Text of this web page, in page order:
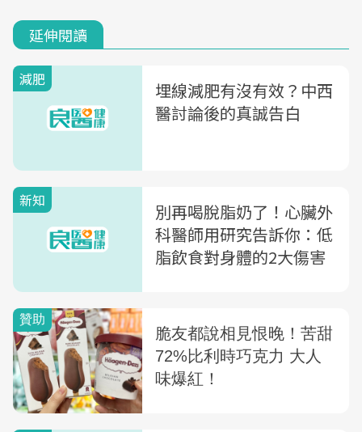
延伸閱讀
減肥
埋線減肥有沒有效？中西
醫討論後的真誠告白
新知
別再喝脫脂奶了！心臟外
科醫師用研究告訴你：低
脂飲食對身體的2大傷害